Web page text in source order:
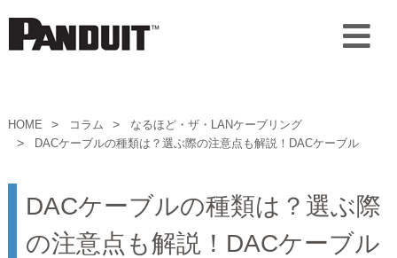
HOME コラム
なるほど・ザ・LANケーブリング
DACケーブルの種類は？選ぶ際の注意点も解説！DACケーブル
DACケーブルの種類は？選ぶ際
の注意点も解説！DACケーブル